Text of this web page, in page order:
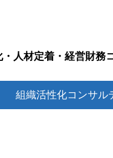
人材定着・経営財務
組織活性化コンサル